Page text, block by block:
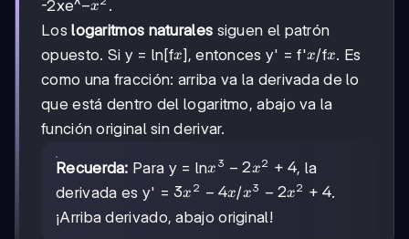
-2xe^-
x²
−x
.
Loslogaritmos naturales siguen el patrón
opuesto. Si y = ln[fx
x], entonces y' = f'x
x/fx
x. Es
como una fracción: arriba va la derivada de lo
que está dentro del logaritmo, abajo va la
función original sin derivar.
Recuerda: Para y = lnx³
2x²
+ 4
x 3 − 2x2 + 4, la
derivada es y' =3x²
-
4x
3x 2 − 4x/x³
-
2x²
x3 − 2x2 + 4.
¡Arriba derivado, abajo original!